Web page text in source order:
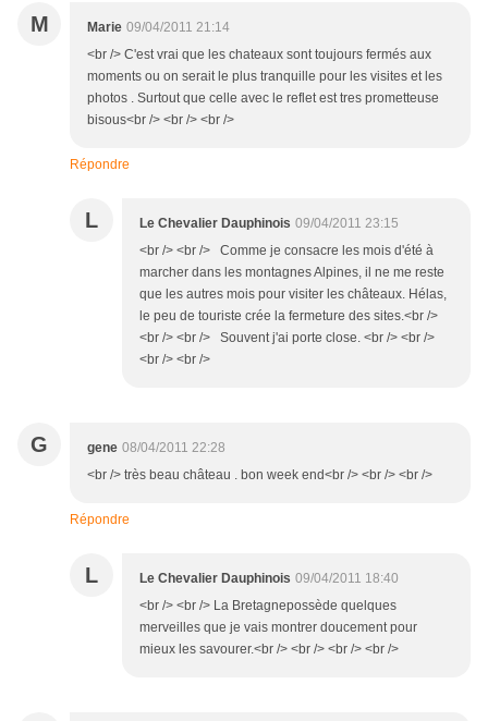
M Marie 09/04/2011 21:14
<br /> C'est vrai que les chateaux sont toujours fermés aux
moments ou on serait le plus tranquille pour les visites et les
photos . Surtout que celle avec le reflet est tres prometteuse
bisous<br /> <br /> <br />
Répondre
L Le Chevalier Dauphinois 09/04/2011 23:15
<br /> <br /> Comme je consacre les mois d'été à
marcher dans les montagnes Alpines, il ne me reste
que les autres mois pour visiter les châteaux. Hélas,
le peu de touriste crée la fermeture des sites.<br />
<br /> <br /> Souvent j'ai porte close. <br /> <br />
<br /> <br />
G gene 08/04/2011 22:28
<br /> très beau château . bon week end<br /> <br /> <br />
Répondre
L Le Chevalier Dauphinois 09/04/2011 18:40
<br /> <br /> La Bretagnepossède quelques
merveilles que je vais montrer doucement pour
mieux les savourer.<br /> <br /> <br /> <br />